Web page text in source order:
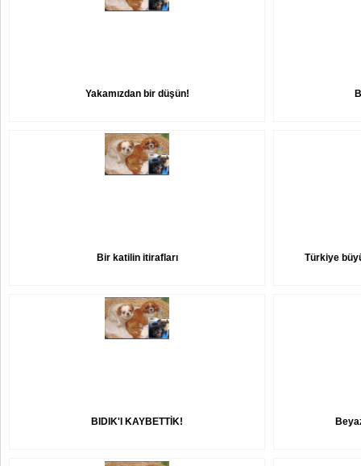
Yakamızdan bir düşün!
Bir katilin itirafları Türkiye
BIDIK'I KAYBETTİK!